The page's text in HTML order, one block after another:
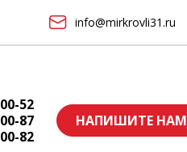
info@mirkrovli31.ru
52
87
82
НАПИШИТЕ НАМ